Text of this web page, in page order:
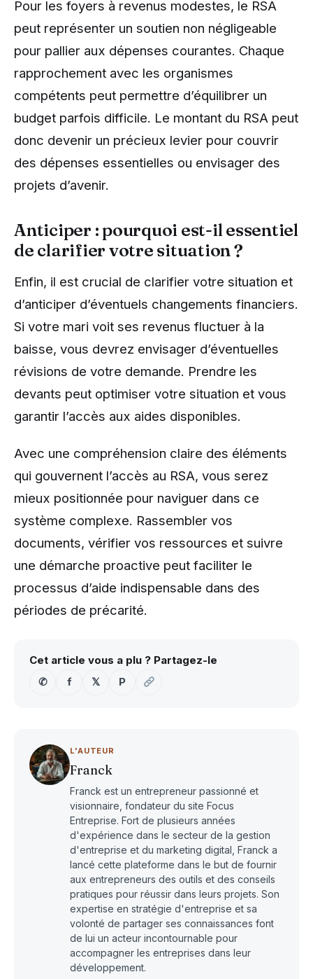
Pour les foyers à revenus modestes, le RSA
peut représenter un soutien non négligeable
pour pallier aux dépenses courantes. Chaque
rapprochement avec les organismes
compétents peut permettre d’équilibrer un
budget parfois difficile. Le montant du RSA peut
donc devenir un précieux levier pour couvrir
des dépenses essentielles ou envisager des
projets d’avenir.
Anticiper : pourquoi est-il essentiel
de clarifier votre situation ?
Enfin, il est crucial de clarifier votre situation et
d’anticiper d’éventuels changements financiers.
Si votre mari voit ses revenus fluctuer à la
baisse, vous devrez envisager d’éventuelles
révisions de votre demande. Prendre les
devants peut optimiser votre situation et vous
garantir l’accès aux aides disponibles.
Avec une compréhension claire des éléments
qui gouvernent l’accès au RSA, vous serez
mieux positionnée pour naviguer dans ce
système complexe. Rassembler vos
documents, vérifier vos ressources et suivre
une démarche proactive peut faciliter le
processus d’aide indispensable dans des
périodes de précarité.
Cet article vous a plu ? Partagez-le
✆
f 𝕏 P
L'AUTEUR
Franck
Franck est un entrepreneur passionné et
visionnaire, fondateur du site Focus
Entreprise. Fort de plusieurs années
d'expérience dans le secteur de la gestion
d'entreprise et du marketing digital, Franck a
lancé cette plateforme dans le but de fournir
aux entrepreneurs des outils et des conseils
pratiques pour réussir dans leurs projets. Son
expertise en stratégie d'entreprise et sa
volonté de partager ses connaissances font
de lui un acteur incontournable pour
accompagner les entreprises dans leur
développement.